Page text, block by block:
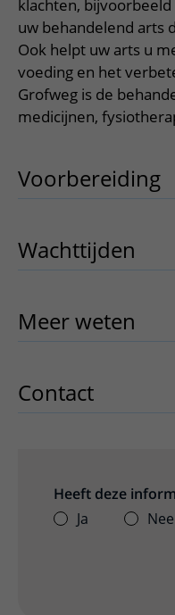
Onderzoeken en
Het Wilhelmina
Bloedprikken
Wachttijden
Bezoektijden
Wijzigen patiëntgegevens
Faciliteiten en
Bezoekregels
Kwaliteit en veiligheid
Route naar het ziekenhuis
Parkeren
Wegwijs in het ziekenhuis
Contact met polikliniek
Het Wilhelmina
Teleconsult aanvragen
Diagnostiek aanvragen
Zorgverlenersportaal
Over UMC Utrecht
Research
Onderwijs
klachten,
uw behandelend arts
Ook helpt uw arts u
voeding en het
Grofweg is de
medicijnen,
Voorbereiding
Wachttijden
Meer weten
Contact
Heeft deze
Ja
Nee